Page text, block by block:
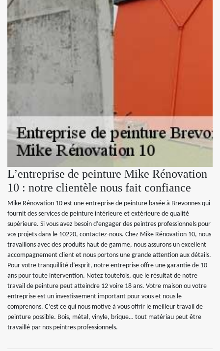
L’entreprise de peinture Mike Rénovation
10 : notre clientèle nous fait confiance
Mike Rénovation 10 est une entreprise de peinture basée à Brevonnes qui
fournit des services de peinture intérieure et extérieure de qualité
supérieure. Si vous avez besoin d’engager des peintres professionnels pour
vos projets dans le 10220, contactez-nous. Chez Mike Rénovation 10, nous
travaillons avec des produits haut de gamme, nous assurons un excellent
accompagnement client et nous portons une grande attention aux détails.
Pour votre tranquillité d’esprit, notre entreprise offre une garantie de 10
ans pour toute intervention. Notez toutefois, que le résultat de notre
travail de peinture peut atteindre 12 voire 18 ans. Votre maison ou votre
entreprise est un investissement important pour vous et nous le
comprenons. C’est ce qui nous motive à vous offrir le meilleur travail de
peinture possible. Bois, métal, vinyle, brique… tout matériau peut être
travaillé par nos peintres professionnels.